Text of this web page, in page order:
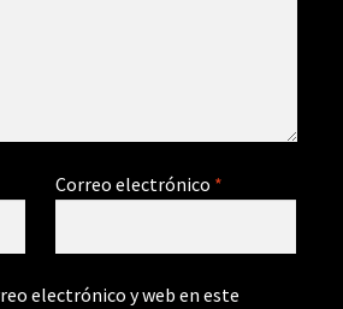
Correo electrónico *
electrónico y web en este